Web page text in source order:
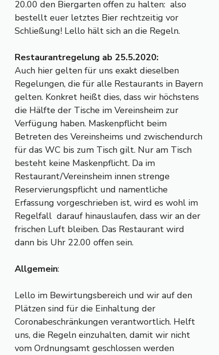
20.00 den Biergarten offen zu halten: also
bestellt euer letztes Bier rechtzeitig vor
Schließung! Lello hält sich an die Regeln.
Restaurantregelung ab 25.5.2020:
Auch hier gelten für uns exakt dieselben
Regelungen, die für alle Restaurants in Bayern
gelten. Konkret heißt dies, dass wir höchstens
die Hälfte der Tische im Vereinsheim zur
Verfügung haben. Maskenpflicht beim
Betreten des Vereinsheims und zwischendurch
für das WC bis zum Tisch gilt. Nur am Tisch
besteht keine Maskenpflicht. Da im
Restaurant/Vereinsheim innen strenge
Reservierungspflicht und namentliche
Erfassung vorgeschrieben ist, wird es wohl im
Regelfall darauf hinauslaufen, dass wir an der
frischen Luft bleiben. Das Restaurant wird
dann bis Uhr 22.00 offen sein.
Allgemein:
Lello im Bewirtungsbereich und wir auf den
Plätzen sind für die Einhaltung der
Coronabeschränkungen verantwortlich. Helft
uns, die Regeln einzuhalten, damit wir nicht
vom Ordnungsamt geschlossen werden